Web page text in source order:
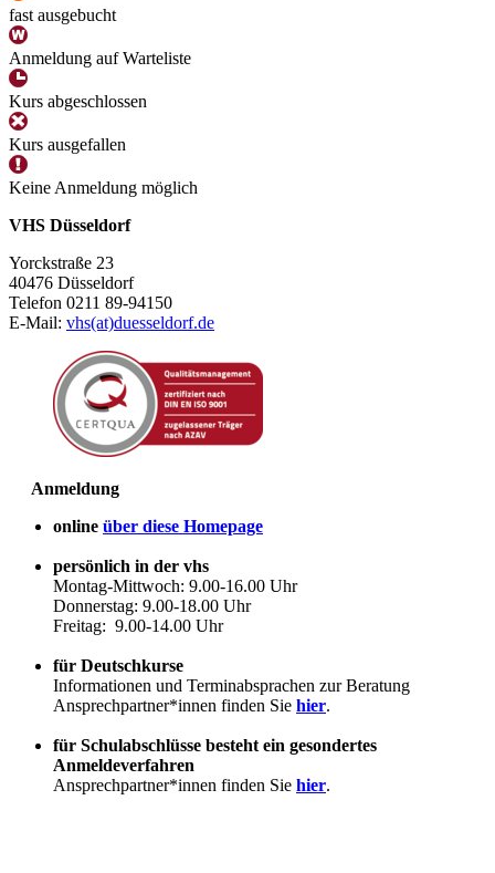
fast ausgebucht
Anmeldung auf Warteliste
Kurs abgeschlossen
Kurs ausgefallen
Keine Anmeldung möglich
VHS Düsseldorf
Yorckstraße 23
40476 Düsseldorf
Telefon 0211 89-94150
E-Mail: vhs(at)duesseldorf.de
Anmeldung
online über diese Homepage
persönlich in der vhs
Montag-Mittwoch: 9.00-16.00 Uhr
Donnerstag: 9.00-18.00 Uhr
Freitag: 9.00-14.00 Uhr
für Deutschkurse
Informationen und Terminabsprachen zur Beratung
Ansprechpartner*innen finden Sie hier.
für Schulabschlüsse besteht ein gesondertes
Anmeldeverfahren
Ansprechpartner*innen finden Sie hier.